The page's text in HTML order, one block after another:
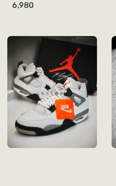
price
6,980